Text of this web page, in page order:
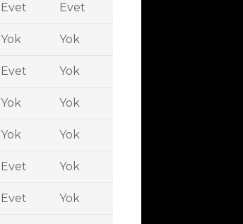
Evet Evet
Yok Yok
Evet Yok
Yok Yok
Yok Yok
Evet Yok
Evet Yok